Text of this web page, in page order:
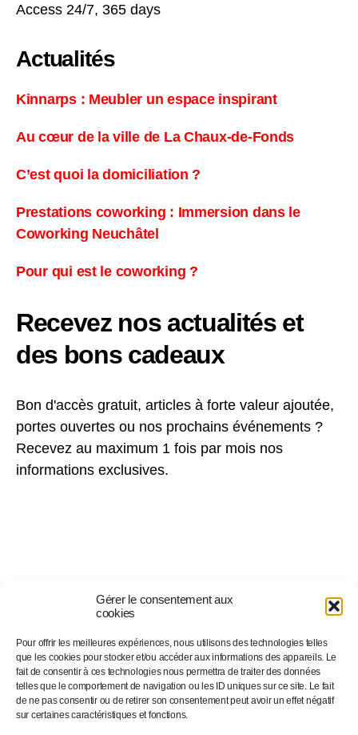
Gérer le consentement aux
cookies
Pour offrir les meilleures expériences, nous utilisons des technologies telles
que les cookies pour stocker et/ou accéder aux informations des appareils. Le
fait de consentir à ces technologies nous permettra de traiter des données
telles que le comportement de navigation ou les ID uniques sur ce site. Le fait
de ne pas consentir ou de retirer son consentement peut avoir un effet négatif
sur certaines caractéristiques et fonctions.
Access 24/7, 365 days
Actualités
Kinnarps : Meubler un espace inspirant
Au cœur de la ville de La Chaux-de-Fonds
C’est quoi la domiciliation ?
Prestations coworking : Immersion dans le
Coworking Neuchâtel
Pour qui est le coworking ?
Recevez nos actualités et
des bons cadeaux
Bon d'accès gratuit, articles à forte valeur ajoutée,
portes ouvertes ou nos prochains événements ?
Recevez au maximum 1 fois par mois nos
informations exclusives.
Suivez-nous sur…
Facebook